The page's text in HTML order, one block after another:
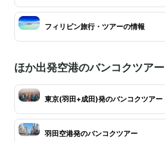
フィリピン旅行・ツアーの情報
ほか出発空港のバンコクツアー
東京(羽田+成田)発のバンコクツアー
羽田空港発のバンコクツアー